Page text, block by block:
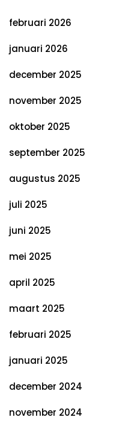
februari 2026
januari 2026
december 2025
november 2025
oktober 2025
september 2025
augustus 2025
juli 2025
juni 2025
mei 2025
april 2025
maart 2025
februari 2025
januari 2025
december 2024
november 2024